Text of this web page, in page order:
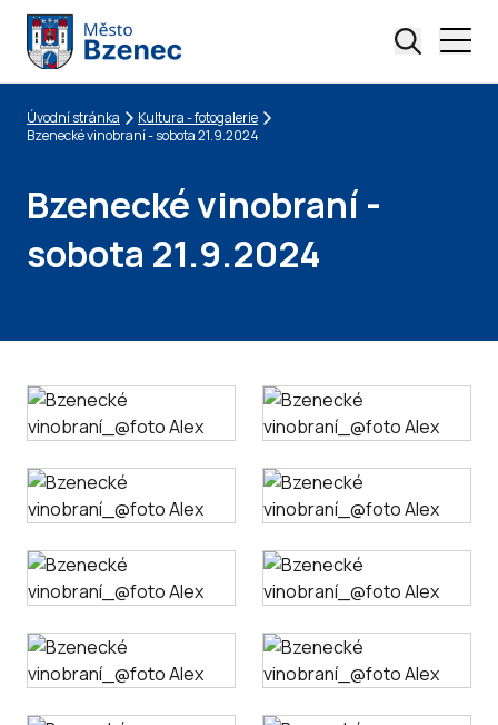
Drobečková navigace
Úvodní stránka
Kultura - fotogalerie
Bzenecké vinobraní - sobota 21.9.2024
Bzenecké vinobraní -
sobota 21.9.2024